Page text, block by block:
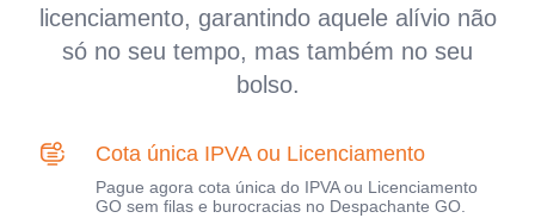
licenciamento, garantindo aquele alívio não
só no seu tempo, mas também no seu
bolso.
Cota única IPVA ou Licenciamento
Pague agora cota única do IPVA ou Licenciamento
GO sem filas e burocracias no Despachante GO.